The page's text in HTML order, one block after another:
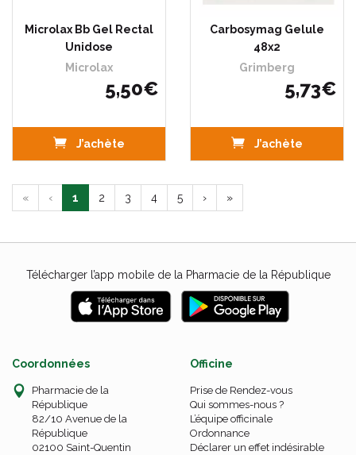
Microlax Bb Gel Rectal
Unidose
Microlax
5,50€
J’achète
Carbosymag Gelule
48x2
Grimberg
5,73€
J’achète
« ‹ 1 2 3 4 5 › »
Télécharger l’app mobile de la Pharmacie de la République
Coordonnées
Pharmacie de la
République
82/10 Avenue de la
République
02100 Saint-Quentin
Officine
Prise de Rendez-vous
Qui sommes-nous ?
L’équipe officinale
Ordonnance
Déclarer un effet indésirable